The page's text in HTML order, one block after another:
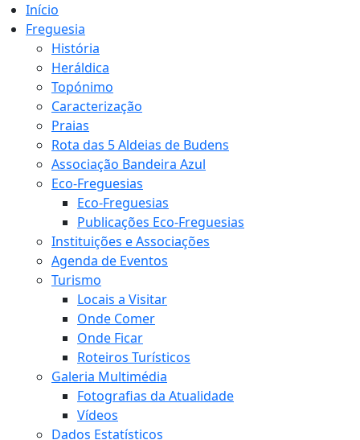
Início
Freguesia
História
Heráldica
Topónimo
Caracterização
Praias
Rota das 5 Aldeias de Budens
Associação Bandeira Azul
Eco-Freguesias
Eco-Freguesias
Publicações Eco-Freguesias
Instituições e Associações
Agenda de Eventos
Turismo
Locais a Visitar
Onde Comer
Onde Ficar
Roteiros Turísticos
Galeria Multimédia
Fotografias da Atualidade
Vídeos
Dados Estatísticos